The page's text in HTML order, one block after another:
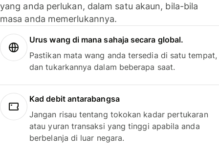
yang anda perlukan, dalam satu akaun, bila-bila
masa anda memerlukannya.
Urus wang di mana sahaja secara global.
Pastikan mata wang anda tersedia di satu tempat,
dan tukarkannya dalam beberapa saat.
Kad debit antarabangsa
Jangan risau tentang tokokan kadar pertukaran
atau yuran transaksi yang tinggi apabila anda
berbelanja di luar negara.